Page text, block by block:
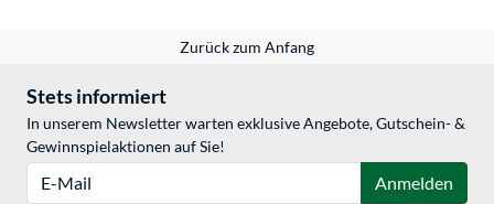
Zurück zum Anfang
Stets informiert
In unserem Newsletter warten exklusive Angebote, Gutschein- &
Gewinnspielaktionen auf Sie!
Anmelden